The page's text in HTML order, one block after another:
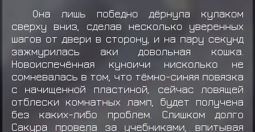
Она лишь победно дёрнула кулаком
сверху вниз, сделав несколько уверенных
шагов от двери в сторону, и на пару секунд
зажмурилась аки довольная кошка.
Новоиспечённая куноичи нисколько не
сомневалась в том, что тёмно-синяя повязка
с начищенной пластиной, сейчас ловящей
отблески комнатных ламп, будет получена
без каких-либо проблем. Слишком долго
Сакура провела за учебниками, впитывая